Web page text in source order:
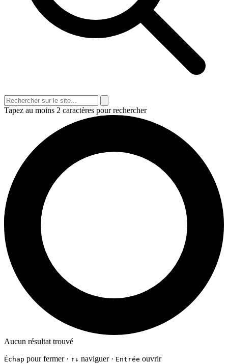
Tapez au moins 2 caractères pour rechercher
Aucun résultat trouvé
Échap pour fermer · ↑↓ naviguer · Entrée ouvrir